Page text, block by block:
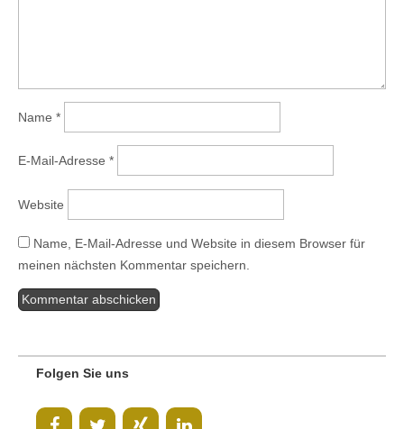
Name *
E-Mail-Adresse *
Website
Name, E-Mail-Adresse und Website in diesem Browser für
meinen nächsten Kommentar speichern.
Folgen Sie uns